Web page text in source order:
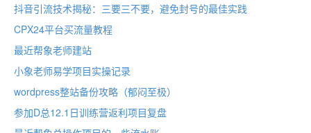
抖音引流技术揭秘：三要三不要，避免封号的最佳实践
CPX24平台买流量教程
最近帮象老师建站
小象老师易学项目实操记录
wordpress整站备份攻略（郁闷至极）
参加D总12.1日训练营返利项目复盘